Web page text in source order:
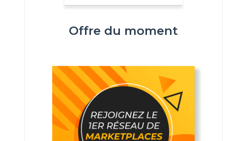
Offre du moment